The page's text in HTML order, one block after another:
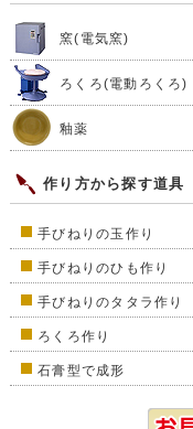
窯(電気窯)
ろくろ(電動ろくろ)
釉薬
作り方から探す道具
手びねりの玉作り
手びねりのひも作り
手びねりのタタラ作り
ろくろ作り
石膏型で成形